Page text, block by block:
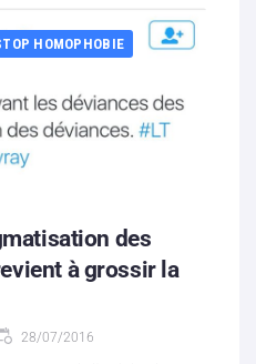
HOMOPHOBIE
des
à grossir la
28/07/2016